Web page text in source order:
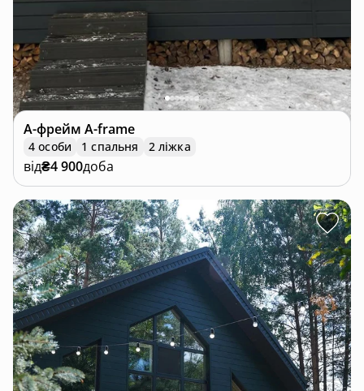
А-фрейм A-frame
4 особи 1 спальня 2 ліжка
від₴4 900доба